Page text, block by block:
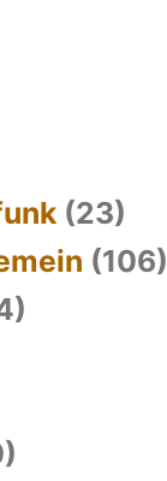
(23)
(106)